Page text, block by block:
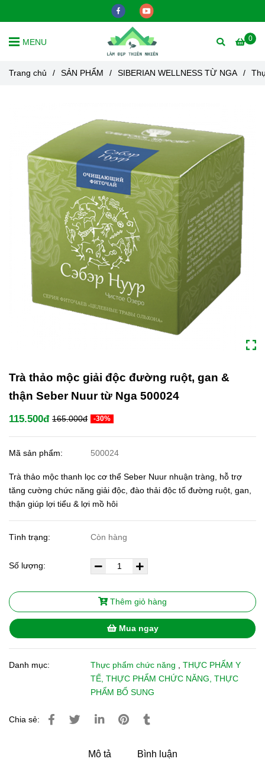
0
MENU
Trang chủ / SẢN PHẨM / SIBERIAN WELLNESS TỪ NGA /
Trà thảo mộc giải độc đường ruột, gan &
thận Seber Nuur từ Nga 500024
115.500đ 165.000đ -30%
Mã sản phẩm: 500024
Trà thảo mộc thanh lọc cơ thể Seber Nuur nhuận tràng, hỗ trợ
tăng cường chức năng giải độc, đào thải độc tố đường ruột, gan,
thận giúp lợi tiểu & lợi mồ hôi
Tình trạng: Còn hàng
Số lượng:
Thêm giỏ hàng
Mua ngay
Danh mục: Thực phẩm chức năng ,THỰC PHẨM Y
TẾ, THỰC PHẨM CHỨC NĂNG, THỰC
PHẨM BỔ SUNG
Chia sẻ:
Mô tả Bình luận